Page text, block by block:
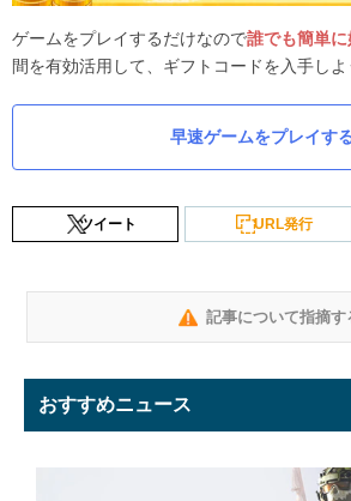
ゲームをプレイするだけなので誰でも簡単に
間を有効活用して、ギフトコードを入手しよ
早速ゲームをプレイす
ツイート URL発行
記事について指摘す
おすすめニュース